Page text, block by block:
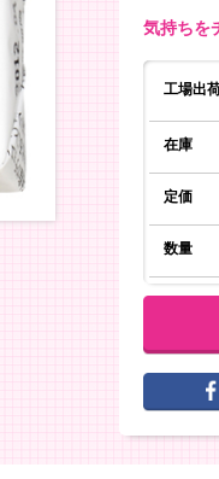
気持ちを
工場出
在庫
定価
数量